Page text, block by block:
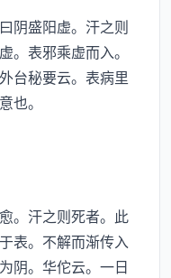
盛阳虚。汗之则
。表邪乘虚而入。
台秘要云。表病里
也。
。汗之则死者。此
表。不解而渐传入
阴。华佗云。一日